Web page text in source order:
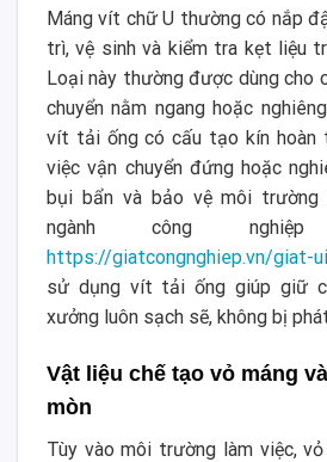
Máng vít chữ U thường có nắp
trì, vệ sinh và kiểm tra kẹt liệu
Loại này thường được dùng cho
chuyển nằm ngang hoặc
vít tải ống có cấu tạo kín hoàn
việc vận chuyển đứng hoặc
bụi bẩn và bảo vệ môi trường
ngành công
https://giatcongnghiep.vn/giat-
sử dụng vít tải ống giúp giữ
xưởng luôn sạch sẽ, không bị
Vật liệu chế tạo vỏ máng
mòn
Tùy vào môi trường làm việc,